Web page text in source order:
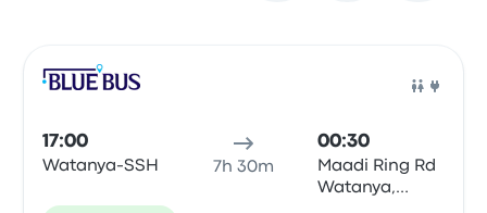
17:00
Watanya-SSH 7h 30m
00:30
Maadi Ring Rd
Watanya,